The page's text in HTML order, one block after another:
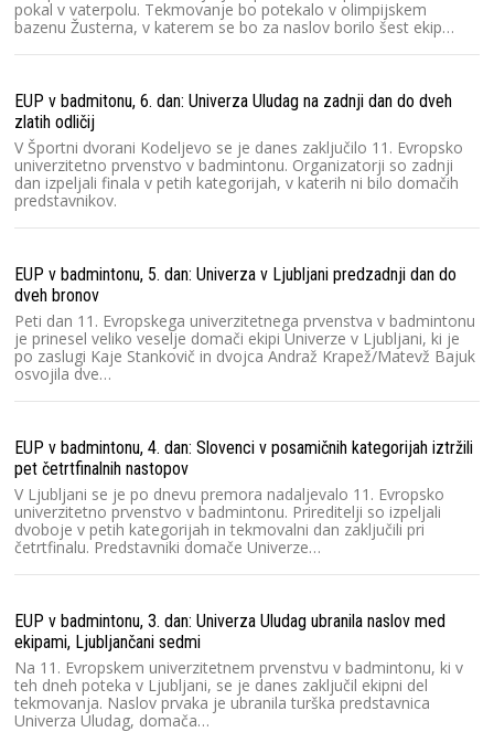
pokal v vaterpolu. Tekmovanje bo potekalo v olimpijskem
bazenu Žusterna, v katerem se bo za naslov borilo šest ekip…
EUP v badmitonu, 6. dan: Univerza Uludag na zadnji dan do dveh
zlatih odličij
V Športni dvorani Kodeljevo se je danes zaključilo 11. Evropsko
univerzitetno prvenstvo v badmintonu. Organizatorji so zadnji
dan izpeljali finala v petih kategorijah, v katerih ni bilo domačih
predstavnikov.
EUP v badmintonu, 5. dan: Univerza v Ljubljani predzadnji dan do
dveh bronov
Peti dan 11. Evropskega univerzitetnega prvenstva v badmintonu
je prinesel veliko veselje domači ekipi Univerze v Ljubljani, ki je
po zaslugi Kaje Stankovič in dvojca Andraž Krapež/Matevž Bajuk
osvojila dve…
EUP v badmintonu, 4. dan: Slovenci v posamičnih kategorijah iztržili
pet četrtfinalnih nastopov
V Ljubljani se je po dnevu premora nadaljevalo 11. Evropsko
univerzitetno prvenstvo v badmintonu. Prireditelji so izpeljali
dvoboje v petih kategorijah in tekmovalni dan zaključili pri
četrtfinalu. Predstavniki domače Univerze…
EUP v badmintonu, 3. dan: Univerza Uludag ubranila naslov med
ekipami, Ljubljančani sedmi
Na 11. Evropskem univerzitetnem prvenstvu v badmintonu, ki v
teh dneh poteka v Ljubljani, se je danes zaključil ekipni del
tekmovanja. Naslov prvaka je ubranila turška predstavnica
Univerza Uludag, domača…